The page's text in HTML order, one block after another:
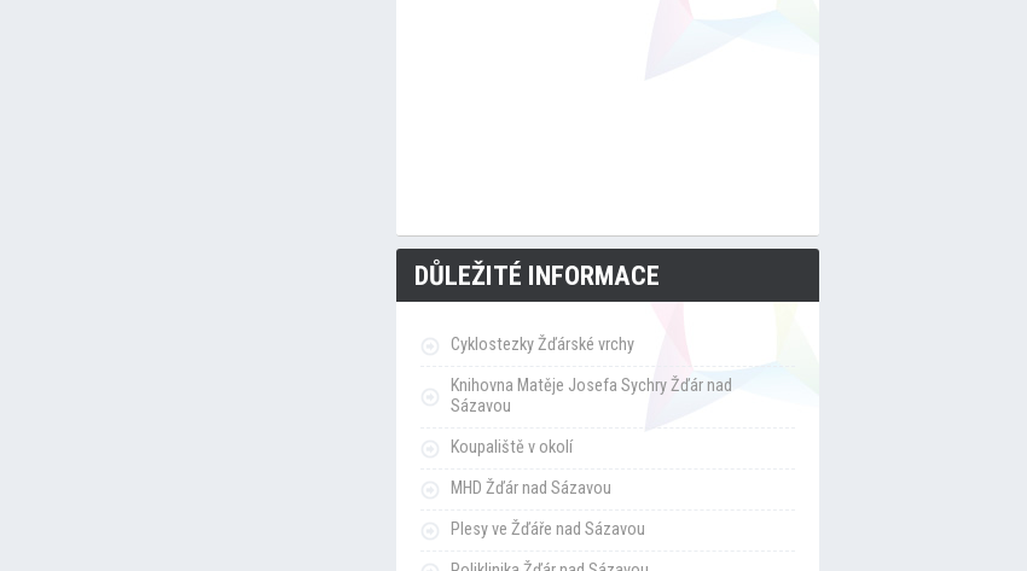
DŮLEŽITÉ INFORMACE
Cyklostezky Žďárské vrchy
Knihovna Matěje Josefa Sychry Žďár nad
Sázavou
Koupaliště v okolí
MHD Žďár nad Sázavou
Plesy ve Žďáře nad Sázavou